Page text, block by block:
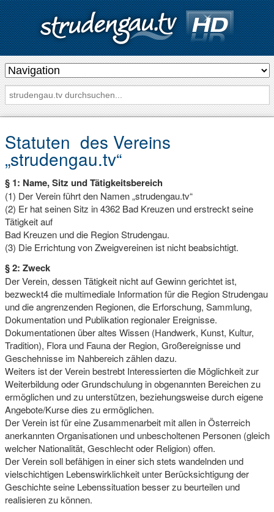
s
t
r
u
d
e
n
g
a
u
.
t
v
…
m
e
h
r
T
V
a
u
s
d
e
r
R
e
g
i
o
n
Statuten des Vereins
„strudengau.tv“
§ 1: Name, Sitz und Tätigkeitsbereich
(1) Der Verein führt den Namen „strudengau.tv“
(2) Er hat seinen Sitz in 4362 Bad Kreuzen und erstreckt seine
Tätigkeit auf
Bad Kreuzen und die Region Strudengau.
(3) Die Errichtung von Zweigvereinen ist nicht beabsichtigt.
§ 2: Zweck
Der Verein, dessen Tätigkeit nicht auf Gewinn gerichtet ist,
bezweckt4 die multimediale Information für die Region Strudengau
und die angrenzenden Regionen, die Erforschung, Sammlung,
Dokumentation und Publikation regionaler Ereignisse.
Dokumentationen über altes Wissen (Handwerk, Kunst, Kultur,
Tradition), Flora und Fauna der Region, Großereignisse und
Geschehnisse im Nahbereich zählen dazu.
Weiters ist der Verein bestrebt Interessierten die Möglichkeit zur
Weiterbildung oder Grundschulung in obgenannten Bereichen zu
ermöglichen und zu unterstützen, beziehungsweise durch eigene
Angebote/Kurse dies zu ermöglichen.
Der Verein ist für eine Zusammenarbeit mit allen in Österreich
anerkannten Organisationen und unbescholtenen Personen (gleich
welcher Nationalität, Geschlecht oder Religion) offen.
Der Verein soll befähigen in einer sich stets wandelnden und
vielschichtigen Lebenswirklichkeit unter Berücksichtigung der
Geschichte seine Lebenssituation besser zu beurteilen und
realisieren zu können.